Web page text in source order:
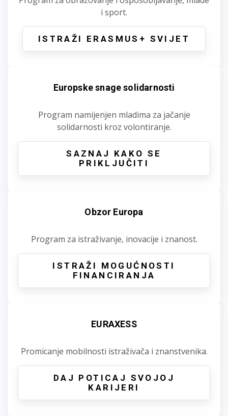
i sport.
ISTRAŽI ERASMUS+ SVIJET
Europske snage solidarnosti
Program namijenjen mladima za jačanje
solidarnosti kroz volontiranje.
SAZNAJ KAKO SE
PRIKLJUČITI
Obzor Europa
Program za istraživanje, inovacije i znanost.
ISTRAŽI MOGUĆNOSTI
FINANCIRANJA
EURAXESS
Promicanje mobilnosti istraživača i znanstvenika.
DAJ POTICAJ SVOJOJ
KARIJERI